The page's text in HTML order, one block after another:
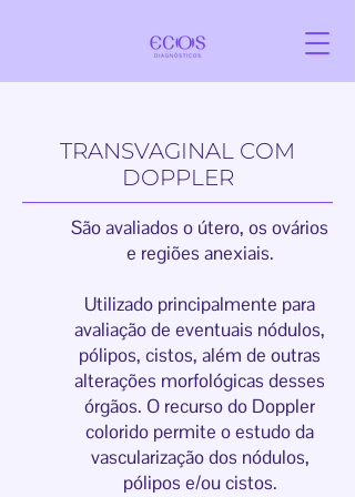
TRANSVAGINAL COM
DOPPLER
São avaliados o útero, os ovários
e regiões anexiais.
Utilizado principalmente para
avaliação de eventuais nódulos,
pólipos, cistos, além de outras
alterações morfológicas desses
órgãos. O recurso do Doppler
colorido permite o estudo da
vascularização dos nódulos,
pólipos e/ou cistos.